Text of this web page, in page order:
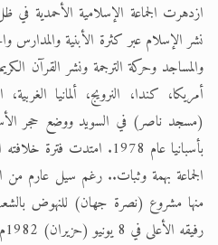
ازدهرت الجماعة الإسلامية الأحمدية في
نشر الإسلام عبر كثرة الأبنية والمدارس
والمساجد وحركة الترجمة ونشر القرآن
(مسجد ناصر) في السويد ووضع حجر
بأسبانيا عام 1978. امتدت
الجماعة بهمة وثبات.. رغم سيل عارم من
منها مشروع (نصرة جهان) للنهوض
رفيقه الأعلى في 8 يونيو (حزيران) 1982م.